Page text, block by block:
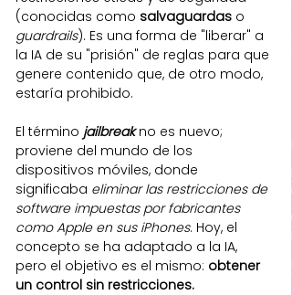
(conocidas como salvaguardas o
guardrails). Es una forma de "liberar" a
la IA de su "prisión" de reglas para que
genere contenido que, de otro modo,
estaría prohibido.
El término jailbreak no es nuevo;
proviene del mundo de los
dispositivos móviles, donde
significaba eliminar las restricciones de
software impuestas por fabricantes
como Apple en sus iPhones. Hoy, el
concepto se ha adaptado a la IA,
pero el objetivo es el mismo: obtener
un control sin restricciones.